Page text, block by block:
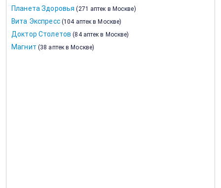
Планета Здоровья (271 аптек в Москве)
Вита Экспресс (104 аптек в Москве)
Доктор Столетов (84 аптек в Москве)
Магнит (38 аптек в Москве)